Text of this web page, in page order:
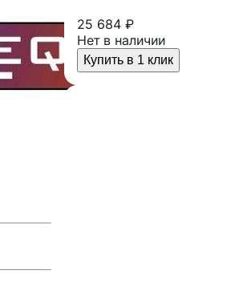
25 684 ₽
Нет в наличии
Купить в 1 клик